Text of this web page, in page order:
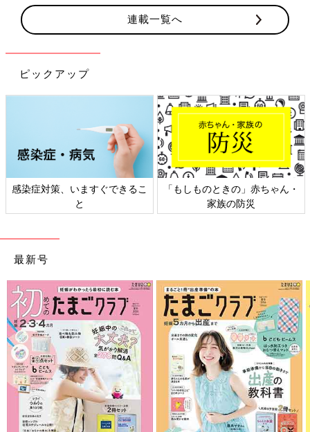
連載一覧へ
ピックアップ
感染症対策、いますぐできるこ
と
「もしものときの」赤ちゃん・
家族の防災
最新号